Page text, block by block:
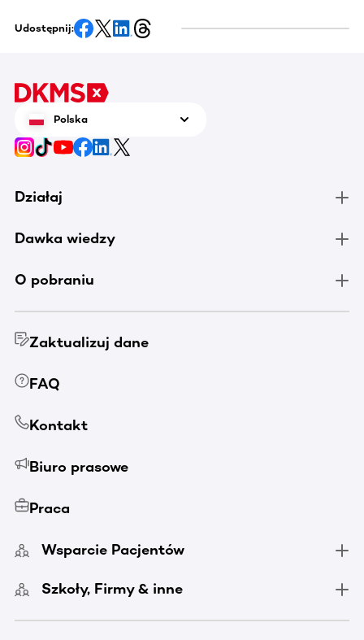
Udostępnij:
Polska
Działaj
Dawka wiedzy
O pobraniu
Zaktualizuj dane
FAQ
Kontakt
Biuro prasowe
Praca
Wsparcie Pacjentów
Szkoły, Firmy & inne